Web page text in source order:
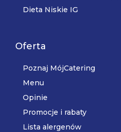
Dieta Niskie IG
Oferta
Poznaj MójCatering
Menu
Opinie
Promocje i rabaty
Lista alergenów